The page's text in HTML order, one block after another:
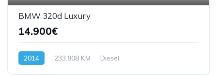
BMW 320d Luxury
14.900€
2014 233.808 KM Diesel